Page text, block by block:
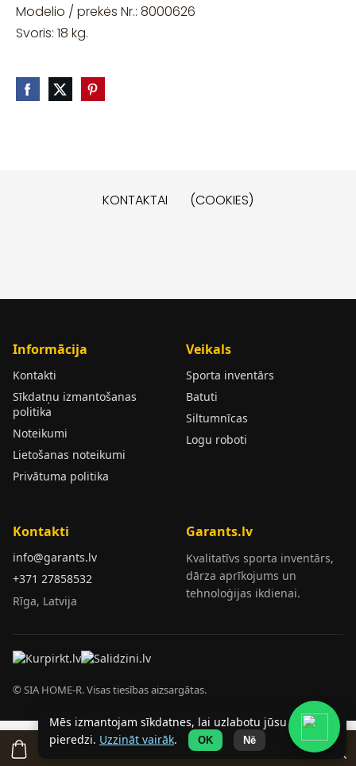
Modelio / prekės Nr.: 8000626
Svoris: 18 kg.
KONTAKTAI (COOKIES)
Informācija
Kontakti
Sīkdatņu izmantošanas
politika
Noteikumi
Lietošanas noteikumi
Privātuma politika
Veikals
Sporta inventārs
Batuti
Siltumnīcas
Logu roboti
Kontakti
info@garants.lv
+371 27858532
Rīga, Latvija
Garants.lv
Kvalitatīvs sporta inventārs,
dārza aprīkojums un
tehnoloģijas ikdienai.
© SIA HOME-R. Visas tiesības aizsargātas.
Mēs izmantojam sīkdatnes, lai uzlabotu jūsu
pieredzi. Uzzināt vairāk. OK Nē